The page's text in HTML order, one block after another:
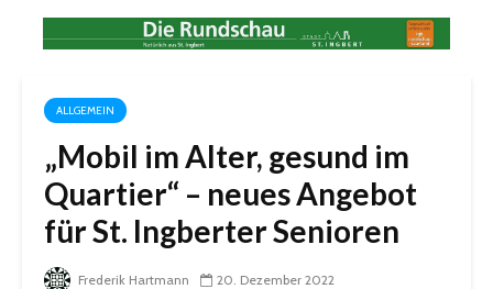
ALLGEMEIN
„Mobil im Alter, gesund im
Quartier“ – neues Angebot
für St. Ingberter Senioren
Frederik Hartmann
20. Dezember 2022